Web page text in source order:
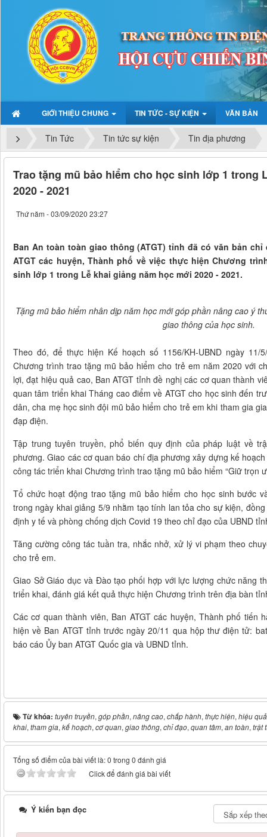
GIỚI THIỆU CHUNG TIN TỨC - SỰ KIỆN VĂN BẢN
Tin Tức Tin tức sự kiện Tin địa phương
Trao tặng mũ bảo hiểm cho học sinh lớp 1 trong
2020 - 2021
Thứ năm - 03/09/2020 23:27
Ban An toàn toàn giao thông (ATGT) tỉnh đã có văn bản
ATGT các huyện, Thành phố về việc thực hiện Chương
sinh lớp 1 trong Lễ khai giảng năm học mới 2020 - 2021.
Tặng mũ bảo hiểm nhân dịp năm học mới góp phần nâng cao ý
giao thông của học sinh.
Theo đó, để thực hiện Kế hoạch số 1156/KH-UBND ngày 11/
Chương trình trao tặng mũ bảo hiểm cho trẻ em năm 2020 với
lợi, đạt hiệu quả cao, Ban ATGT tỉnh đề nghị các cơ quan thành
quan tâm triển khai Tháng cao điểm về ATGT cho học sinh đến
dân, cha mẹ học sinh đội mũ bảo hiểm cho trẻ em khi tham gia
đạp điện.
Tập trung tuyên truyền, phổ biến quy định của pháp luật về
phương. Giao các cơ quan báo chí địa phương xây dựng kế
công tác triển khai Chương trình trao tặng mũ bảo hiểm “Giữ trọn
Tổ chức hoạt động trao tặng mũ bảo hiểm cho học sinh bước
trong ngày khai giảng 5/9 nhằm tạo tính lan tỏa cho sự kiện,
định y tế và phòng chống dịch Covid 19 theo chỉ đạo của UBND
Tăng cường công tác tuần tra, nhắc nhở, xử lý vi phạm theo
cho trẻ em.
Giao Sở Giáo dục và Đào tạo phối hợp với lực lượng chức năng
triển khai, đánh giá kết quả thực hiện Chương trình trên địa bàn
Các cơ quan thành viên, Ban ATGT các huyện, Thành phố tiến
hiện về Ban ATGT tỉnh trước ngày 20/11 qua hộp thư điện tử:
báo cáo Ủy ban ATGT Quốc gia và UBND tỉnh.
Từ khóa: tuyên truyền, góp phần, nâng cao, chấp hành, thực hiện, hiệu quả
khai, tham gia, kế hoạch, cơ quan, giao thông, chỉ đạo, quan tâm, an toàn, trật
Tổng số điểm của bài viết là: 0 trong 0 đánh giá
Click để đánh giá bài viết
Ý kiến bạn đọc